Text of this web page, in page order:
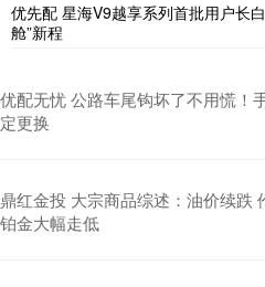
优先配 星海V9越享系列首批用户长
舱”新程
优配无忧 公路车尾钩坏了不用慌！
定更换
鼎红金投 大宗商品综述：油价续跌
铂金大幅走低